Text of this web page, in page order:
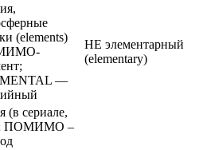
(elements)
—
НЕ элементарный
(elementary)
(в сериале,
ПОМИМО –